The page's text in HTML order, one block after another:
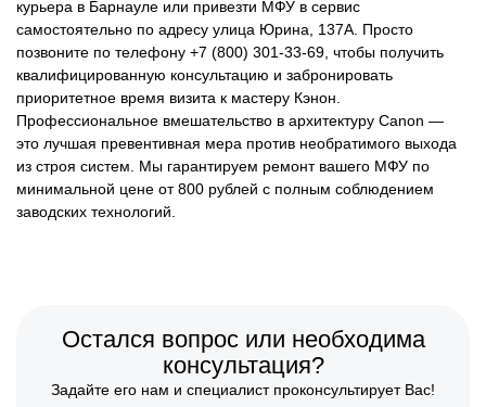
курьера в Барнауле или привезти МФУ в сервис
самостоятельно по адресу улица Юрина, 137А. Просто
позвоните по телефону +7 (800) 301-33-69, чтобы получить
квалифицированную консультацию и забронировать
приоритетное время визита к мастеру Кэнон.
Профессиональное вмешательство в архитектуру Canon —
это лучшая превентивная мера против необратимого выхода
из строя систем. Мы гарантируем ремонт вашего МФУ по
минимальной цене от 800 рублей с полным соблюдением
заводских технологий.
Остался вопрос или необходима
консультация?
Задайте его нам и специалист проконсультирует Вас!